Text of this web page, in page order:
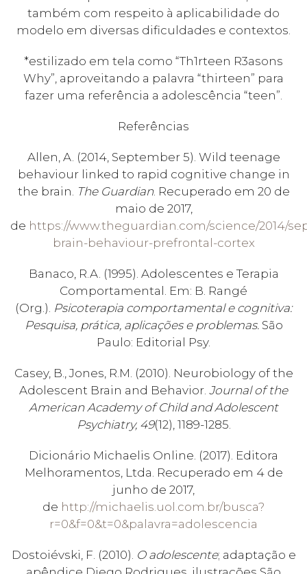
também com respeito à aplicabilidade do
modelo em diversas dificuldades e contextos.
*estilizado em tela como “Th1rteen R3asons
Why”, aproveitando a palavra “thirteen” para
fazer uma referência a adolescência “teen”.
Referências
Allen, A. (2014, September 5). Wild teenage
behaviour linked to rapid cognitive change in
the brain. The Guardian. Recuperado em 20 de
maio de 2017,
de https://www.theguardian.com/science/2014/
brain-behaviour-prefrontal-cortex
Banaco, R.A. (1995). Adolescentes e Terapia
Comportamental. Em: B. Rangé
(Org.). Psicoterapia comportamental e cognitiva:
Pesquisa, prática, aplicações e problemas.São
Paulo: Editorial Psy.
Casey, B., Jones, R.M. (2010). Neurobiology of the
Adolescent Brain and Behavior. Journal of the
American Academy of Child and Adolescent
Psychiatry, 49(12), 1189-1285.
Dicionário Michaelis Online. (2017). Editora
Melhoramentos, Ltda. Recuperado em 4 de
junho de 2017,
de http://michaelis.uol.com.br/busca?
r=0&f=0&t=0&palavra=adolescencia
Dostoiévski, F. (2010). O adolescente; adaptação e